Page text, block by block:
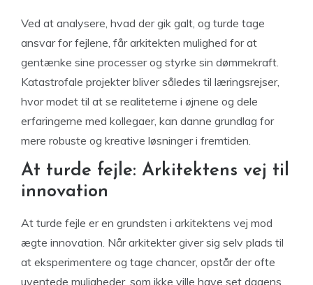
Ved at analysere, hvad der gik galt, og turde tage
ansvar for fejlene, får arkitekten mulighed for at
gentænke sine processer og styrke sin dømmekraft.
Katastrofale projekter bliver således til læringsrejser,
hvor modet til at se realiteterne i øjnene og dele
erfaringerne med kollegaer, kan danne grundlag for
mere robuste og kreative løsninger i fremtiden.
At turde fejle: Arkitektens vej til
innovation
At turde fejle er en grundsten i arkitektens vej mod
ægte innovation. Når arkitekter giver sig selv plads til
at eksperimentere og tage chancer, opstår der ofte
uventede muligheder, som ikke ville have set dagens